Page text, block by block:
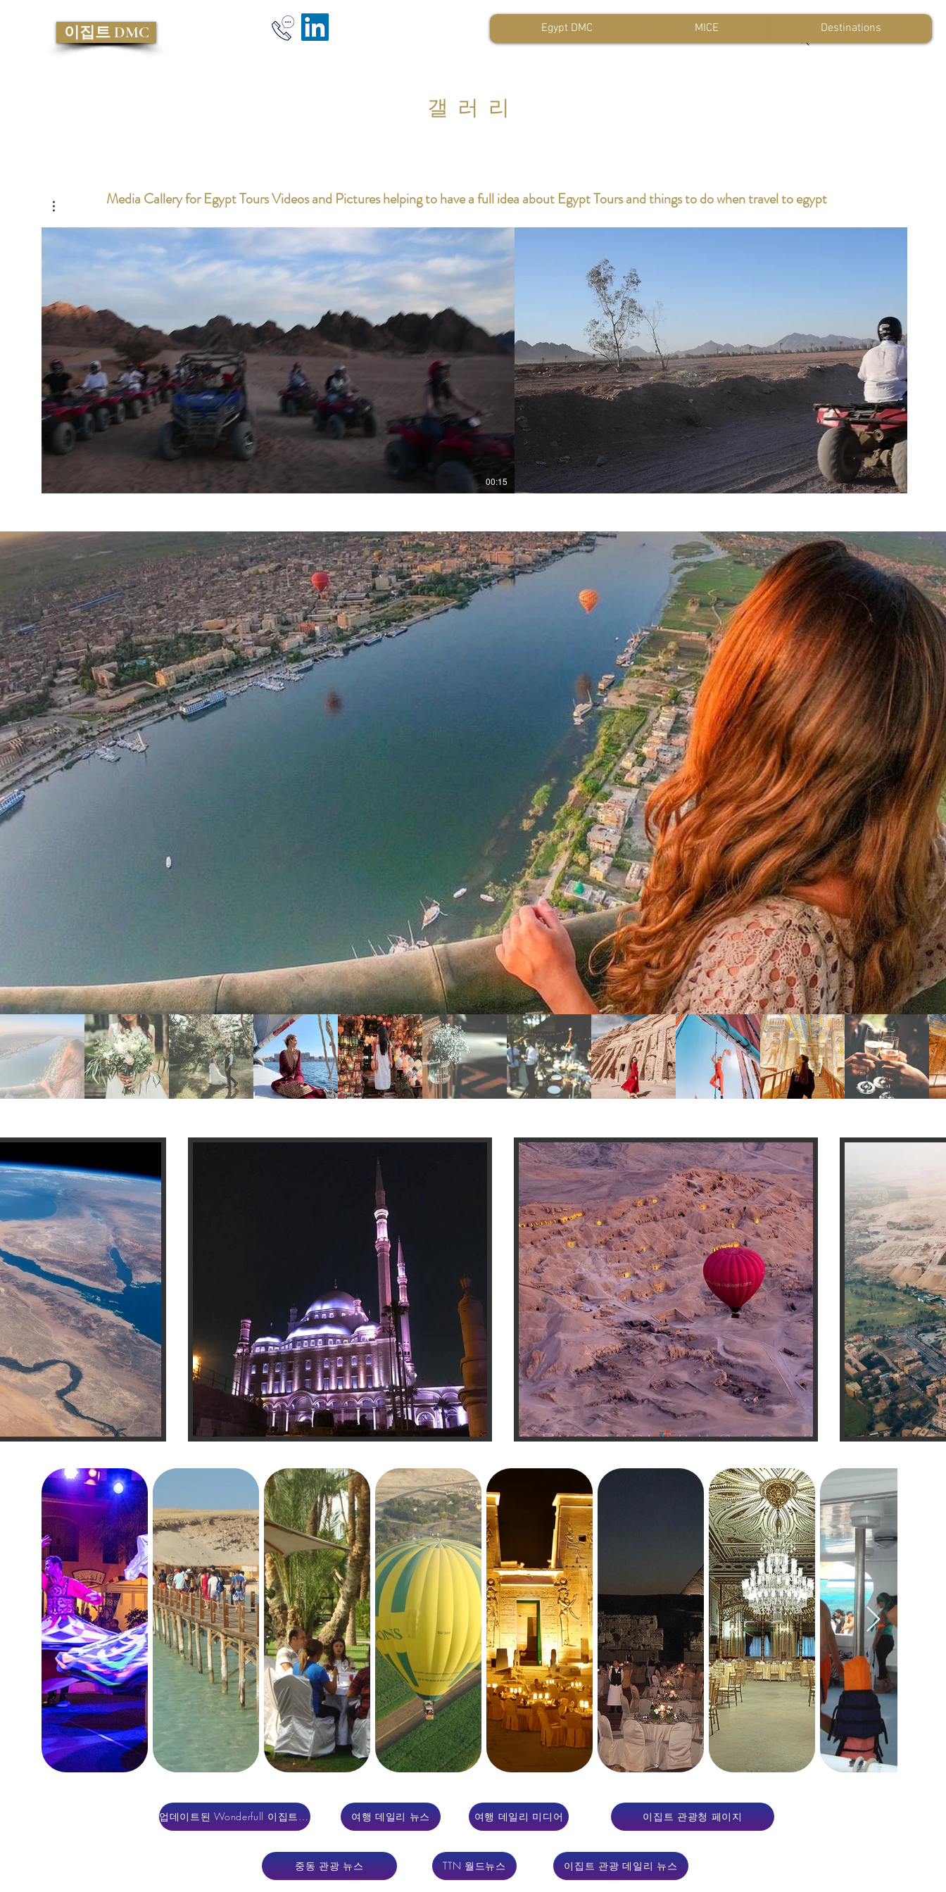
이집트 DMC Egypt DMC MICE Destinations
갤러리
동영상 보기
00:15
동영상 보기
Media Callery for Egypt Tours Videos and Pictures helping to have a full idea about Egypt Tours and things to do when travel to egypt
이집트 고화질 사진, 이집트 비디오, 이집트 여행 미디어, 이집트 여행 이미지, 인센티브 이집트, DMC 이집트, 이집트 MICE, MICE 이집트,
DMC 이집트, 이집트 인센티브, 이집트 여행 파트너, 이집트 목적지 관리 회사, 이집트 여행 관리 회사, 이집트 지상 취급, 이집트 여행 Partner
업데이트된 Wonderfull 이집트 사진 이집트 관광청 페이지
여행 데일리 뉴스 여행 데일리 미디어
중동 관광 뉴스 TTN 월드뉴스 이집트 관광 데일리 뉴스